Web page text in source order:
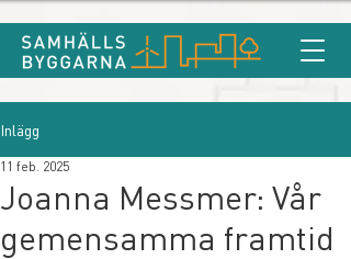
Inlägg
Joanna Messmer: Vår
gemensamma framtid
11 feb. 2025